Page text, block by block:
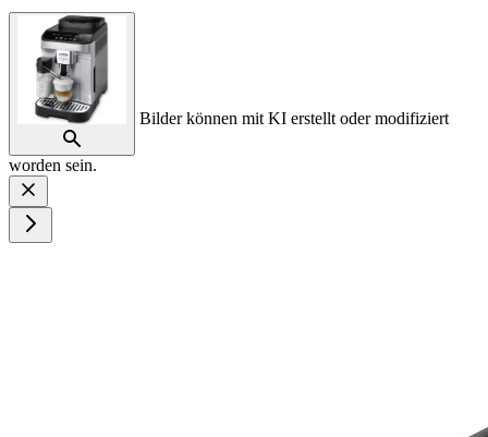
Bilder können mit KI erstellt oder modifiziert
worden sein.